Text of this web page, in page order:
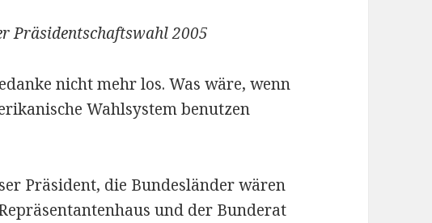
Präsidentschaftswahl 2005
nicht mehr los. Was wäre, wenn
Wahlsystem benutzen
Präsident, die Bundesländer wären
und der Bunderat